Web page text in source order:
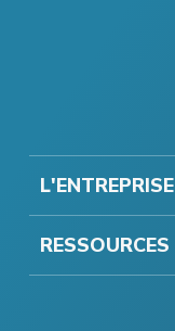
L'ENTREPRISE
RESSOURCES